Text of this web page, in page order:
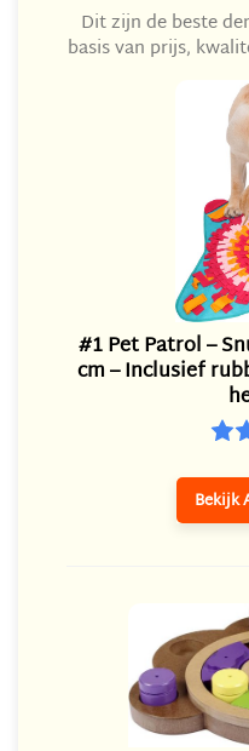
Dit zijn de beste
basis van prijs,
#1 Pet Patrol –
cm – Inclusief
Bekijk